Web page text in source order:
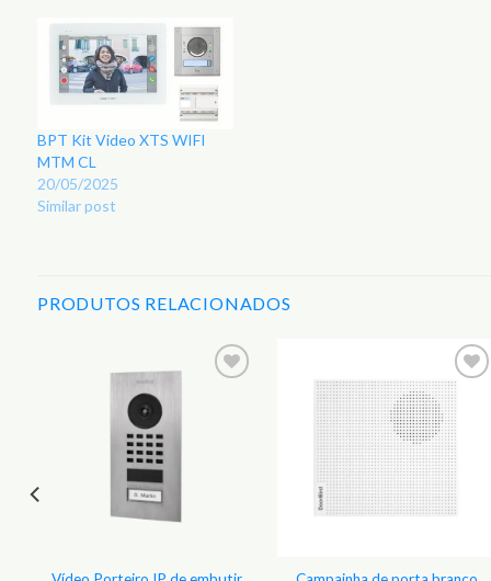
BPT Kit Video XTS WIFI
MTM CL
20/05/2025
Similar post
PRODUTOS RELACIONADOS
Adicionar
aos
Favoritos